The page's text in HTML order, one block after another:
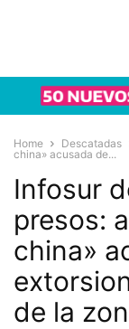
Home Descatadas
china» acusada de...
Infosur
presos:
china»
de la